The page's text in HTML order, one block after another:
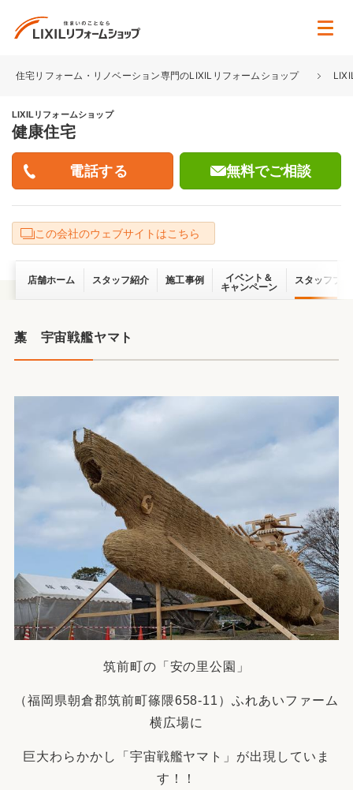
住宅リフォーム・リノベーション専門のLIXILリフォームショップ
LIXILリフォームショップ
健康住宅
無料でご相談
この会社のウェブサイトはこちら
店舗ホーム スタッフ紹介 施工事例
イベント＆
キャンペーン
スタッフブ
藁 宇宙戦艦ヤマト
筑前町の「安の里公園」
（福岡県朝倉郡筑前町篠隈658-11）ふれあいファーム
横広場に
巨大わらかかし「宇宙戦艦ヤマト」が出現していま
す！！